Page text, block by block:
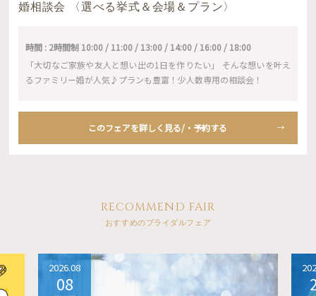
婚相談会 〈選べる挙式＆会場＆プラン〉
時間 : 2時間制 10:00 / 11:00 / 13:00 / 14:00 / 16:00 / 18:00
「大切なご家族や友人と想い出の1日を作りたい」 そんな想いを叶え
るファミリー婚が人気♪プランも豊富！少人数専用の相談会！
このフェアを詳しく見る/・予約する
RECOMMEND FAIR
おすすめのブライダルフェア
2026.08
08